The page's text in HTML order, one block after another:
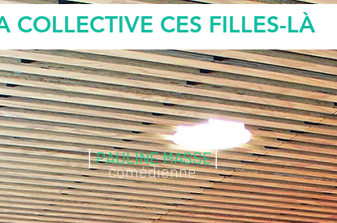
COLLECTIVE CES FILLES-LÀ
│PAULINE MASSE│
comédienne